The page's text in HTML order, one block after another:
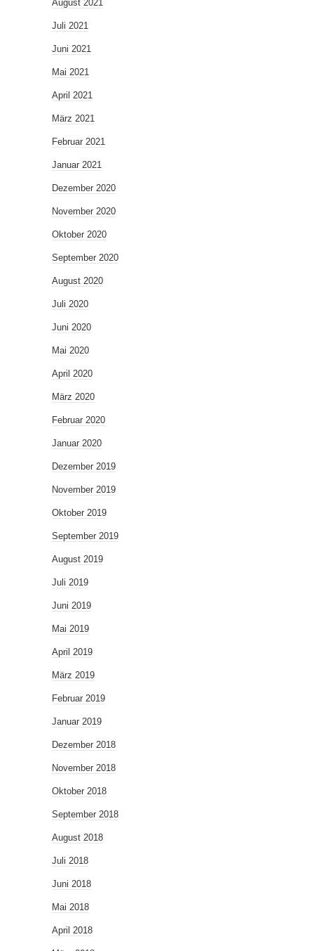
August 2021
Juli 2021
Juni 2021
Mai 2021
April 2021
März 2021
Februar 2021
Januar 2021
Dezember 2020
November 2020
Oktober 2020
September 2020
August 2020
Juli 2020
Juni 2020
Mai 2020
April 2020
März 2020
Februar 2020
Januar 2020
Dezember 2019
November 2019
Oktober 2019
September 2019
August 2019
Juli 2019
Juni 2019
Mai 2019
April 2019
März 2019
Februar 2019
Januar 2019
Dezember 2018
November 2018
Oktober 2018
September 2018
August 2018
Juli 2018
Juni 2018
Mai 2018
April 2018